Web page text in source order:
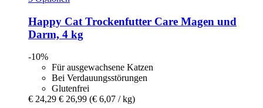
Happy Cat Trockenfutter Care Magen und
Darm, 4 kg
-10%
Für ausgewachsene Katzen
Bei Verdauungsstörungen
Glutenfrei
€ 24,29 € 26,99 (€ 6,07 / kg)